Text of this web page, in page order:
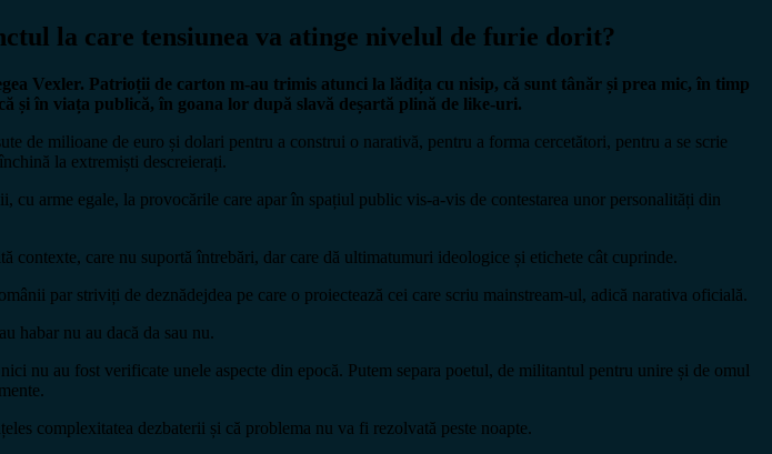
la care tensiunea va atinge nivelul de furie dorit?
Vexler. Patrioții de carton m-au trimis atunci la lădița cu nisip, că sunt tânăr și prea mic, în timp
și în viața publică, în goana lor după slavă deșartă plină de like-uri.
de milioane de euro și dolari pentru a construi o narativă, pentru a forma cercetători, pentru a se scrie
la extremiști descreierați.
arme egale, la provocările care apar în spațiul public vis-a-vis de contestarea unor personalități din
contexte, care nu suportă întrebări, dar care dă ultimatumuri ideologice și etichete cât cuprinde.
par striviți de deznădejdea pe care o proiectează cei care scriu mainstream-ul, adică narativa oficială.
habar nu au dacă da sau nu.
nu au fost verificate unele aspecte din epocă. Putem separa poetul, de militantul pentru unire și de omul
complexitatea dezbaterii și că problema nu va fi rezolvată peste noapte.